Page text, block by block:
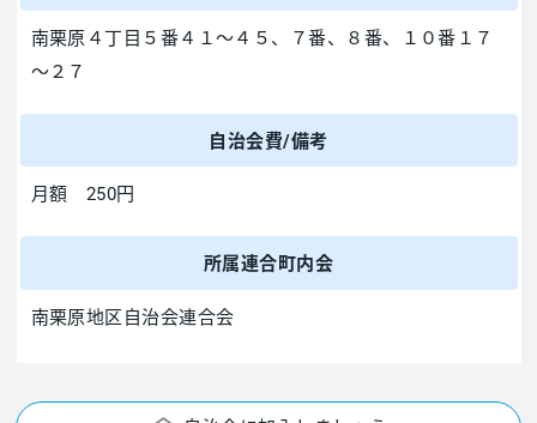
南栗原４丁目５番４１～４５、７番、８番、１０番１７
～２７
自治会費/備考
月額 250円
所属連合町内会
南栗原地区自治会連合会